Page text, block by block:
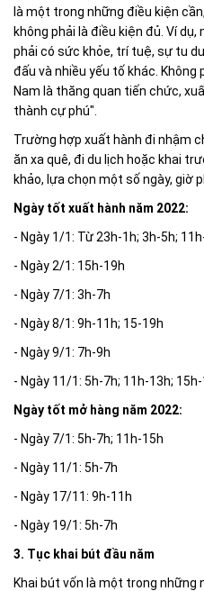
là một trong những điều kiện
không phải là điều kiện đủ. Ví
phải có sức khỏe, trí tuệ, sự tu
đấu và nhiều yếu tố khác.
Nam là thăng quan tiến chức,
thành cự phú".
Trường hợp xuất hành đi nhậm
ăn xa quê, đi du lịch hoặc khai
khảo, lựa chọn một số ngày, giờ
Ngày tốt xuất hành năm 2022:
- Ngày 1/1: Từ 23h-1h; 3h-5h;
- Ngày 2/1: 15h-19h
- Ngày 7/1: 3h-7h
- Ngày 8/1: 9h-11h; 15-19h
- Ngày 9/1: 7h-9h
- Ngày 11/1: 5h-7h; 11h-13h;
Ngày tốt mở hàng năm 2022:
- Ngày 7/1: 5h-7h; 11h-15h
- Ngày 11/1: 5h-7h
- Ngày 17/11: 9h-11h
- Ngày 19/1: 5h-7h
3. Tục khai bút đầu năm
Khai bút vốn là một trong